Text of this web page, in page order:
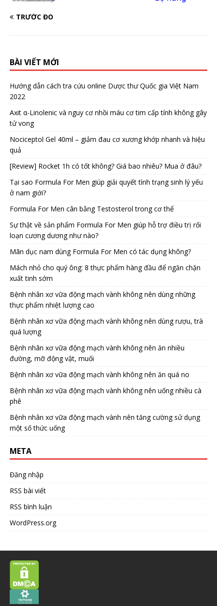
TRƯỚC ĐÓ
BÀI VIẾT MỚI
Hướng dẫn cách tra cứu online Dược thư Quốc gia Việt Nam
2022
Axit α-Linolenic và nguy cơ nhồi máu cơ tim cấp tính không gây
tử vong
Nociceptol Gel 40ml – giảm đau cơ xương khớp nhanh và hiệu
quả
[Review] Rocket 1h có tốt không? Giá bao nhiêu? Mua ở đâu?
Tại sao Formula For Men giúp giải quyết tình trạng sinh lý yếu
ở nam giới?
Formula For Men cân bằng Testosterol trong cơ thể
Sự thật về sản phẩm Formula For Men giúp hỗ trợ điều trị rối
loạn cương dương như nào?
Mãn dục nam dùng Formula For Men có tác dụng không?
Mách nhỏ cho quý ông: 8 thực phẩm hàng đầu để ngăn chặn
xuất tinh sớm
Bệnh nhân xơ vữa động mạch vành không nên dùng những
thực phẩm nhiệt lượng cao
Bệnh nhân xơ vữa động mạch vành không nên dùng rượu, trà
quá lượng
Bệnh nhân xơ vữa động mạch vành không nên ăn nhiều
đường, mỡ động vật, muối
Bệnh nhân xơ vữa động mạch vành không nên ăn quá no
Bệnh nhân xơ vữa động mạch vành không nên uống nhiều cà
phê
Bệnh nhân xơ vữa động mạch vành nên tăng cường sử dụng
một số thức uống
META
Đăng nhập
RSS bài viết
RSS bình luận
WordPress.org